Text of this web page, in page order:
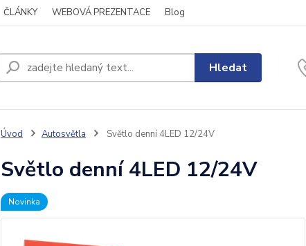
ČLÁNKY WEBOVÁ PREZENTACE Blog
Hledat
Úvod Autosvětla Světlo denní 4LED 12/24V
Světlo denní 4LED 12/24V
Novinka